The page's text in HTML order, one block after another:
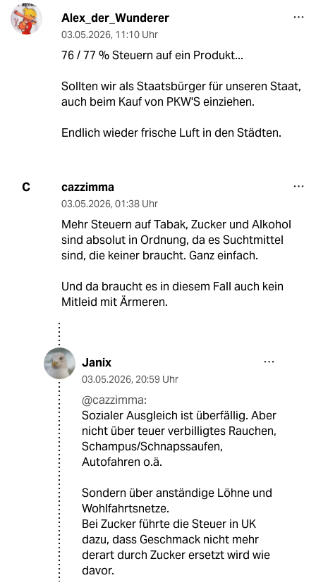
Alex_der_Wunderer
03.05.2026, 11:10 Uhr
76 / 77 % Steuern auf ein Produkt...
Sollten wir als Staatsbürger für unseren Staat,
auch beim Kauf von PKW'S einziehen.
Endlich wieder frische Luft in den Städten.
C cazzimma
03.05.2026, 01:38 Uhr
Mehr Steuern auf Tabak, Zucker und Alkohol
sind absolut in Ordnung, da es Suchtmittel
sind, die keiner braucht. Ganz einfach.
Und da braucht es in diesem Fall auch kein
Mitleid mit Ärmeren.
Janix
03.05.2026, 20:59 Uhr
@cazzimma:
Sozialer Ausgleich ist überfällig. Aber
nicht über teuer verbilligtes Rauchen,
Schampus/Schnapssaufen,
Autofahren o.ä.
Sondern über anständige Löhne und
Wohlfahrtsnetze.
Bei Zucker führte die Steuer in UK
dazu, dass Geschmack nicht mehr
derart durch Zucker ersetzt wird wie
davor.